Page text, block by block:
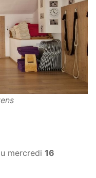
mercredi 16